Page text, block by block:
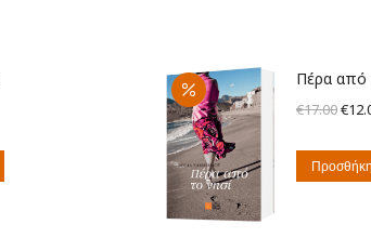
Πέρα από
€17.00
was:
€